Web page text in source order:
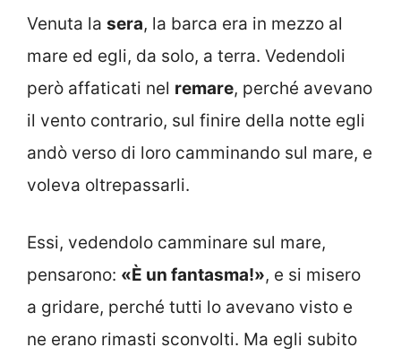
Venuta la sera, la barca era in mezzo al
mare ed egli, da solo, a terra. Vedendoli
però affaticati nel remare, perché avevano
il vento contrario, sul finire della notte egli
andò verso di loro camminando sul mare, e
voleva oltrepassarli.
Essi, vedendolo camminare sul mare,
pensarono: «È un fantasma!», e si misero
a gridare, perché tutti lo avevano visto e
ne erano rimasti sconvolti. Ma egli subito